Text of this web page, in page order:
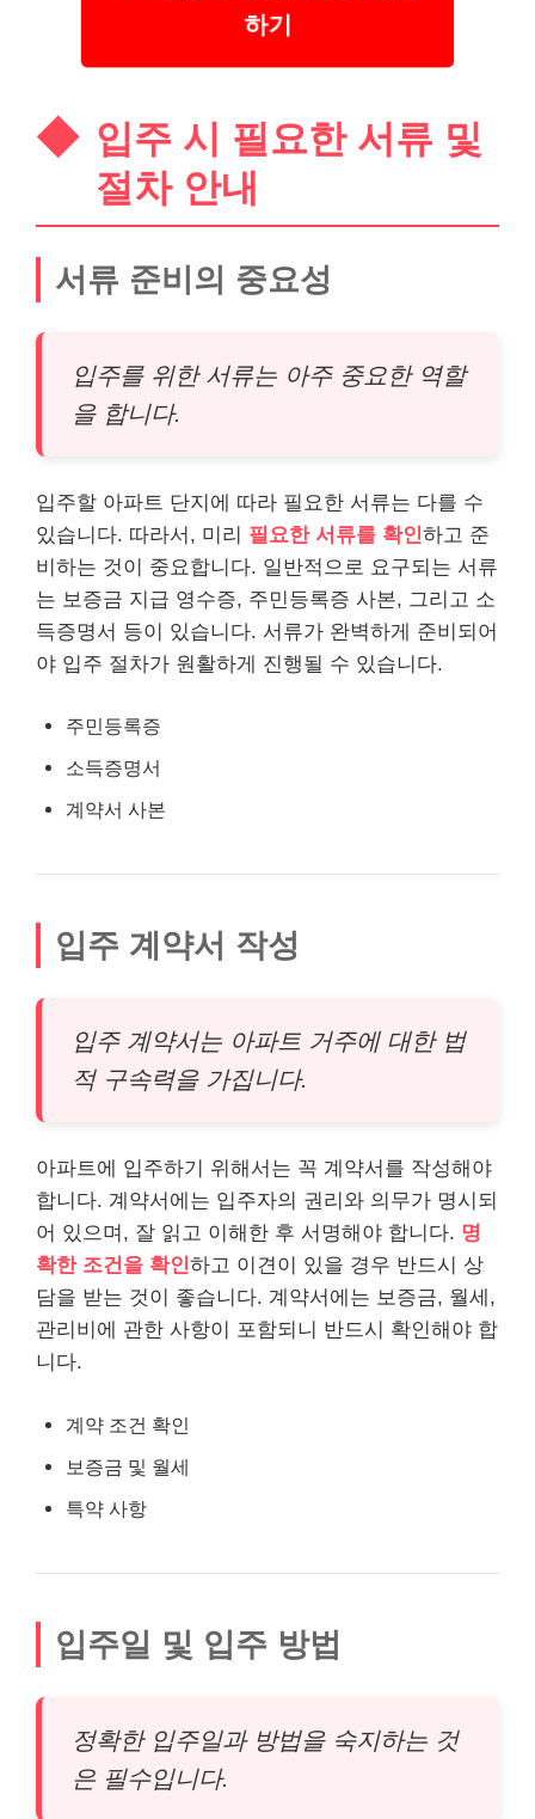
하기
입주 시 필요한 서류 및
절차 안내
서류 준비의 중요성
입주를 위한 서류는 아주 중요한 역할
을 합니다.
입주할 아파트 단지에 따라 필요한 서류는 다를 수
있습니다. 따라서, 미리 필요한 서류를 확인하고 준
비하는 것이 중요합니다. 일반적으로 요구되는 서류
는 보증금 지급 영수증, 주민등록증 사본, 그리고 소
득증명서 등이 있습니다. 서류가 완벽하게 준비되어
야 입주 절차가 원활하게 진행될 수 있습니다.
주민등록증
소득증명서
계약서 사본
입주 계약서 작성
입주 계약서는 아파트 거주에 대한 법
적 구속력을 가집니다.
아파트에 입주하기 위해서는 꼭 계약서를 작성해야
합니다. 계약서에는 입주자의 권리와 의무가 명시되
어 있으며, 잘 읽고 이해한 후 서명해야 합니다. 명
확한 조건을 확인하고 이견이 있을 경우 반드시 상
담을 받는 것이 좋습니다. 계약서에는 보증금, 월세,
관리비에 관한 사항이 포함되니 반드시 확인해야 합
니다.
계약 조건 확인
보증금 및 월세
특약 사항
입주일 및 입주 방법
정확한 입주일과 방법을 숙지하는 것
은 필수입니다.